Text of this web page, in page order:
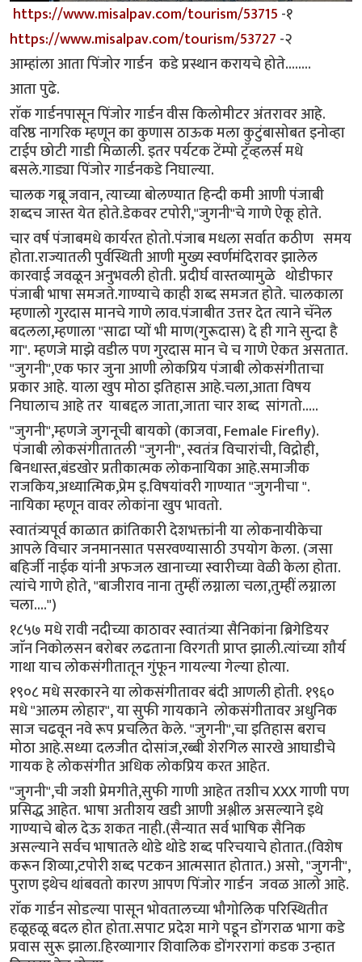
https://www.misalpav.com/tourism/53715-१
https://www.misalpav.com/tourism/53727-२
आम्हांला आता पिंजोर गार्डन कडे प्रस्थान करायचे होते........
आता पुढे.
राॅक गार्डनपासून पिंजोर गार्डन वीस किलोमीटर अंतरावर आहे.
वरिष्ठ नागरिक म्हणून का कुणास ठाऊक मला कुटुंबासोबत इनोव्हा
टाईप छोटी गाडी मिळाली. इतर पर्यटक टेंम्पो ट्रॅव्हलर्स मधे
बसले.गाड्या पिंजोर गार्डनकडे निघाल्या.
चालक गब्रू जवान, त्याच्या बोलण्यात हिन्दी कमी आणी पंजाबी
शब्दच जास्त येत होते.डेकवर टपोरी,"जुगनी"चे गाणे ऐकू होते.
चार वर्ष पंजाबमधे कार्यरत होतो.पंजाब मधला सर्वात कठीण समय
होता.राज्यातली पुर्वस्थिती आणी मुख्य स्वर्णमंदिरावर झालेल
कारवाई जवळून अनुभवली होती. प्रदीर्घ वास्तव्यामुळे थोडीफार
पंजाबी भाषा समजते.गाण्याचे काही शब्द समजत होते. चालकाला
म्हणालो गुरदास मानचे गाणे लाव.पंजाबीत उत्तर देत त्याने चॅनेल
बदलला,म्हणाला "साढा प्यों भी माण(गुरूदास) दे ही गाने सुन्दा है
गा". म्हणजे माझे वडील पण गुरदास मान चे च गाणे ऐकत असतात.
"जुगनी",एक फार जुना आणी लोकप्रिय पंजाबी लोकसंगीताचा
प्रकार आहे. याला खुप मोठा इतिहास आहे.चला,आता विषय
निघालाच आहे तर याबद्दल जाता,जाता चार शब्द सांगतो.....
"जुगनी",म्हणजे जुगनूची बायको (काजवा, Female Firefly).
पंजाबी लोकसंगीतातली "जुगनी", स्वतंत्र विचारांची, विद्रोही,
बिनधास्त,बंडखोर प्रतीकात्मक लोकनायिका आहे.समाजीक
राजकिय,अध्यात्मिक,प्रेम इ.विषयांवरी गाण्यात "जुगनीचा ".
नायिका म्हणून वावर लोकांना खुप भावतो.
स्वातंत्र्यपूर्व काळात क्रांतिकारी देशभक्तांनी या लोकनायीकेचा
आपले विचार जनमानसात पसरवण्यासाठी उपयोग केला. (जसा
बहिर्जी नाईक यांनी अफजल खानाच्या स्वारीच्या वेळी केला होता.
त्यांचे गाणे होते, "बाजीराव नाना तुम्हीं लग्नाला चला,तुम्हीं लग्नाला
चला....")
१८५७ मधे रावी नदीच्या काठावर स्वातंत्र्या सैनिकांना ब्रिगेडियर
जाॅन निकोलसन बरोबर लढताना विरगती प्राप्त झाली.त्यांच्या शौर्य
गाथा याच लोकसंगीतातून गुंफून गायल्या गेल्या होत्या.
१९०८ मधे सरकारने या लोकसंगीतावर बंदी आणली होती. १९६०
मधे "आलम लोहार", या सुफी गायकाने लोकसंगीतावर अधुनिक
साज चढवून नवे रूप प्रचलित केले. "जुगनी",चा इतिहास बराच
मोठा आहे.सध्या दलजीत दोसांज,रब्बी शेरगिल सारखे आघाडीचे
गायक हे लोकसंगीत अधिक लोकप्रिय करत आहेत.
"जुगनी",ची जशी प्रेमगीते,सुफी गाणी आहेत तशीच XXX गाणी पण
प्रसिद्ध आहेत. भाषा अतीशय खडी आणी अश्लील असल्याने इथे
गाण्याचे बोल देऊ शकत नाही.(सैन्यात सर्व भाषिक सैनिक
असल्याने सर्वच भाषातले थोडे थोडे शब्द परिचयाचे होतात.(विशेष
करून शिव्या,टपोरी शब्द पटकन आत्मसात होतात.) असो, "जुगनी",
पुराण इथेच थांबवतो कारण आपण पिंजोर गार्डन जवळ आलो आहे.
राॅक गार्डन सोडल्या पासून भोवतालच्या भौगोलिक परिस्थितीत
हळूहळू बदल होत होता.सपाट प्रदेश मागे पडून डोंगराळ भागा कडे
प्रवास सुरू झाला.हिरव्यागार शिवालिक डोंगररागां कडक उन्हात